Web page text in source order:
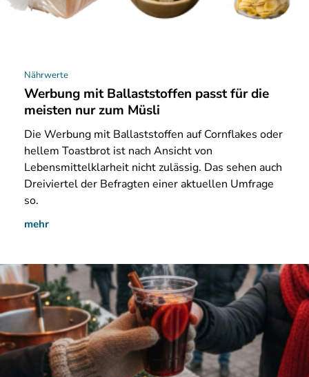
Nährwerte
Werbung mit Ballaststoffen passt für die
meisten nur zum Müsli
Die Werbung mit Ballaststoffen auf Cornflakes oder
hellem Toastbrot ist nach Ansicht von
Lebensmittelklarheit nicht zulässig. Das sehen auch
Dreiviertel der Befragten einer aktuellen Umfrage
so.
mehr